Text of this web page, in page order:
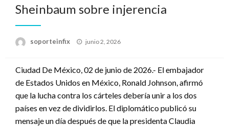
Sheinbaum sobre injerencia
soporteinfix
Publicado
junio 2, 2026
Ciudad De México, 02 de junio de 2026.- El embajador
de Estados Unidos en México, Ronald Johnson, afirmó
que la lucha contra los cárteles debería unir a los dos
países en vez de dividirlos. El diplomático publicó su
mensaje un día después de que la presidenta Claudia